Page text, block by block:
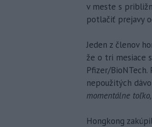
v meste s
potlačiť prejavy
Jeden z členov
že o tri mesiace
Pfizer/
nepoužitých
momentálne
Hongkong